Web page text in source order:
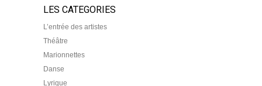
LES CATEGORIES
L’entrée des artistes
Théâtre
Marionnettes
Danse
Lyrique